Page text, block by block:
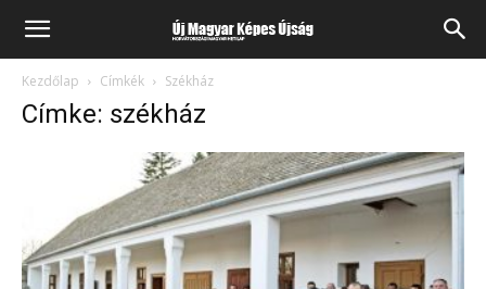
Kezdőlap Címkék Székház
Címke: székház